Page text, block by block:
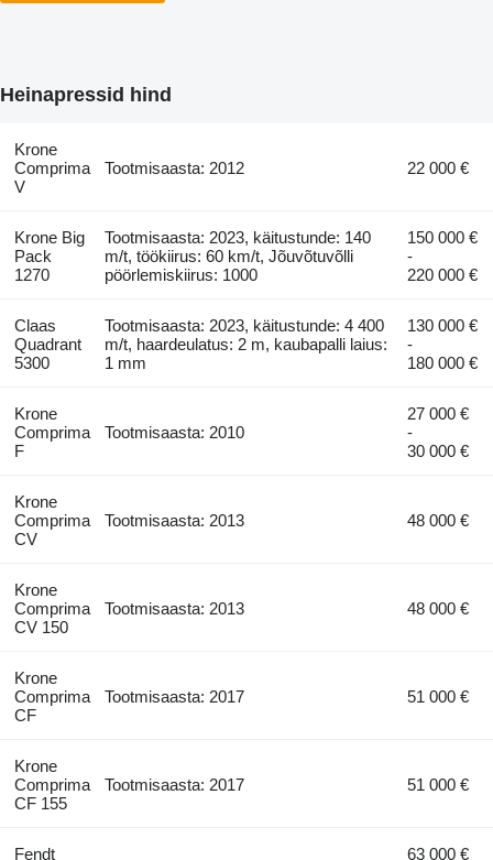
Heinapressid hind
Krone
Comprima
V
Tootmisaasta: 2012 22 000 €
Krone Big
Pack
1270
Tootmisaasta: 2023, käitustunde: 140
m/t, töökiirus: 60 km/t, Jõuvõtuvõlli
pöörlemiskiirus: 1000
150 000 €
-
220 000 €
Claas
Quadrant
5300
Tootmisaasta: 2023, käitustunde: 4 400
m/t, haardeulatus: 2 m, kaubapalli laius:
1 mm
130 000 €
-
180 000 €
Krone
Comprima
F
Tootmisaasta: 2010
27 000 €
-
30 000 €
Krone
Comprima
CV
Tootmisaasta: 2013 48 000 €
Krone
Comprima
CV 150
Tootmisaasta: 2013 48 000 €
Krone
Comprima
CF
Tootmisaasta: 2017 51 000 €
Krone
Comprima
CF 155
Tootmisaasta: 2017 51 000 €
Fendt 63 000 €